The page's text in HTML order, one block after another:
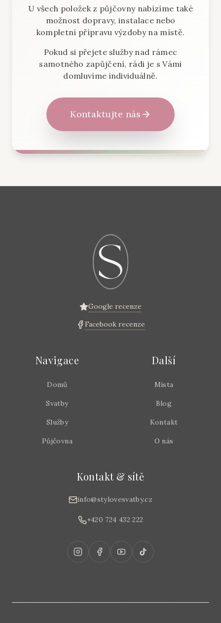
U všech položek z půjčovny nabízíme také
možnost dopravy, instalace nebo
kompletní přípravu výzdoby na místě.
Pokud si přejete služby nad rámec
samotného zapůjčení, rádi je s Vámi
domluvíme individuálně.
Kontaktujte nás
Google recenze
Facebook recenze
Navigace
Domů
Svatby
Služby
Půjčovna
Další
Místa
Blog
Kontakt
O nás
Kontakt & sítě
info@stylovesvatby.cz
+420 724 432 222